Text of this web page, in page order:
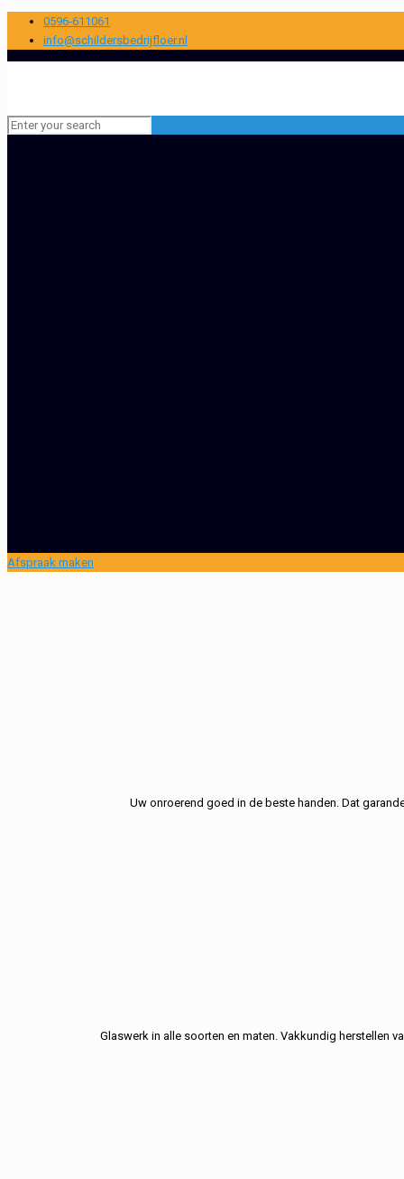
0596-611061
info@schildersbedrijfloer.nl
Afspraak maken
Uw onroerend goed in de beste handen. Dat
Glaswerk in alle soorten en maten. Vakkundig herstellen